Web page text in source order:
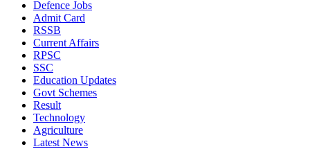
Defence Jobs
Admit Card
RSSB
Current Affairs
RPSC
SSC
Education Updates
Govt Schemes
Result
Technology
Agriculture
Latest News